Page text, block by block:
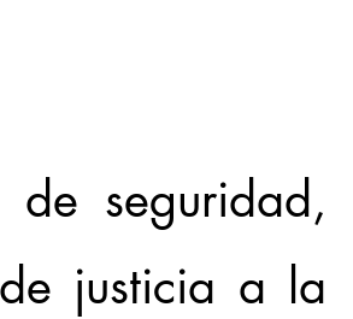
de seguridad,
justicia a la